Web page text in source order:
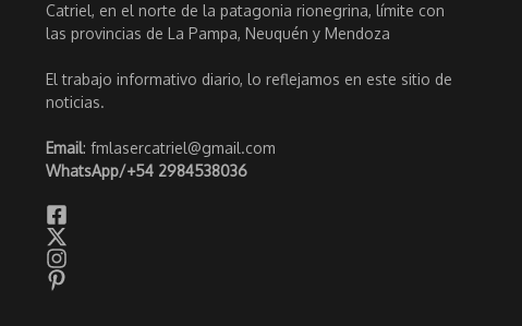
Catriel, en el norte de la patagonia rionegrina, límite con
las provincias de La Pampa, Neuquén y Mendoza
El trabajo informativo diario, lo reflejamos en este sitio de
noticias.
Email: fmlasercatriel@gmail.com
WhatsApp/+54 2984538036